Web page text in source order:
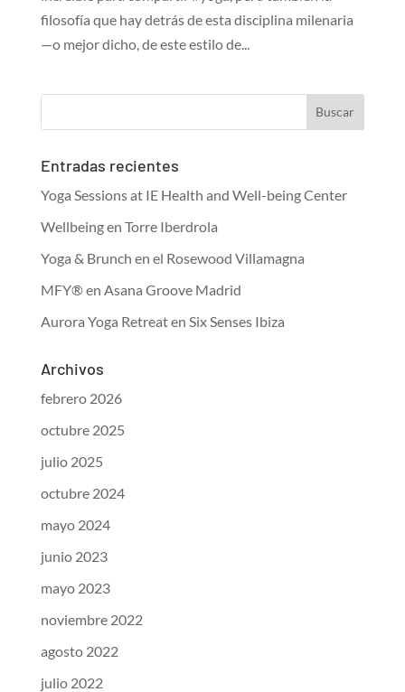
filosofía que hay detrás de esta disciplina milenaria
—o mejor dicho, de este estilo de...
Entradas recientes
Yoga Sessions at IE Health and Well-being Center
Wellbeing en Torre Iberdrola
Yoga & Brunch en el Rosewood Villamagna
MFY® en Asana Groove Madrid
Aurora Yoga Retreat en Six Senses Ibiza
Archivos
febrero 2026
octubre 2025
julio 2025
octubre 2024
mayo 2024
junio 2023
mayo 2023
noviembre 2022
agosto 2022
julio 2022